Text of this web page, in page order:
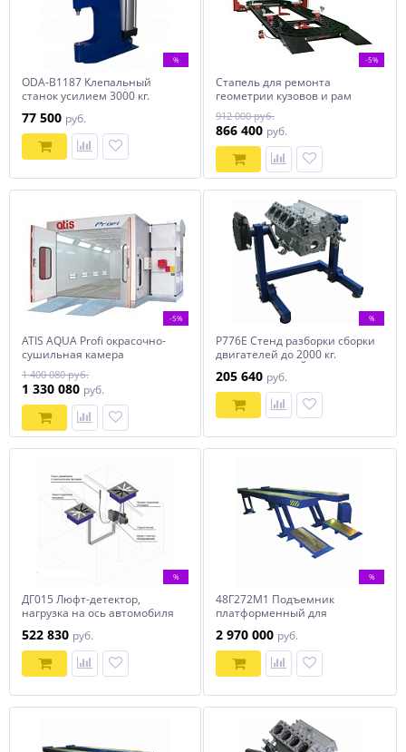
%
ODA-B1187 Клепальный
станок усилием 3000 кг.
77 500 руб.
-5%
Стапель для ремонта
геометрии кузовов и рам
аварийных автомобилей
ARS-22
912 000 руб.
866 400 руб.
-5%
ATIS AQUA Profi окрасочно-
сушильная камера
1 400 080 руб.
1 330 080 руб.
%
Р776Е Стенд разборки сборки
двигателей до 2000 кг.
СТАЦИОНАРНЫЙ
205 640 руб.
%
ДГ015 Люфт-детектор,
нагрузка на ось автомобиля
522 830 руб.
%
48Г272М1 Подъемник
платформенный для
тонн
2 970 000 руб.